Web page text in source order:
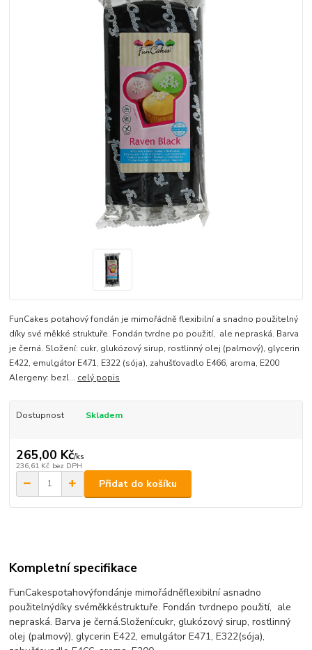
FunCakes potahový fondán je mimořádně flexibilní a snadno použitelný
díky své měkké struktuře. Fondán tvrdne po použití, ale nepraská. Barva
je černá. Složení: cukr, glukózový sirup, rostlinný olej (palmový), glycerin
E422, emulgátor E471, E322 (sója), zahušťovadlo E466, aroma, E200
Alergeny: bezl... celý popis
Dostupnost Skladem
265,00 Kč/ks
236,61 Kč bez DPH
Přidat do košíku
Kompletní specifikace
FunCakespotahovýfondánje mimořádněflexibilní asnadno
použitelnýdíky svéměkkéstruktuře. Fondántvrdnepo použití, ale
nepraská. Barvaječerná.Složení:cukr, glukózový sirup, rostlinný
olej (palmový), glycerinE422, emulgátorE471,E322(sója),